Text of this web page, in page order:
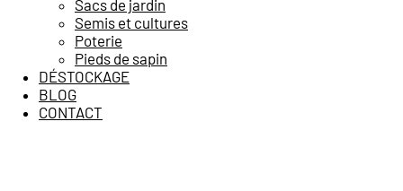
Sacs de jardin
Semis et cultures
Poterie
Pieds de sapin
DÉSTOCKAGE
BLOG
CONTACT